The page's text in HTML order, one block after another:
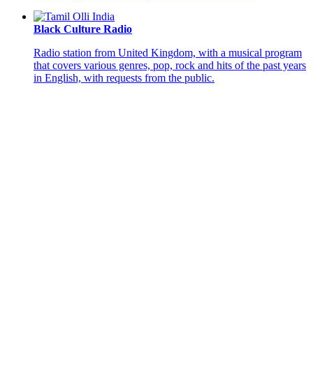
Black Culture Radio
Radio station from United Kingdom, with a musical program
that covers various genres, pop, rock and hits of the past years
in English, with requests from the public.